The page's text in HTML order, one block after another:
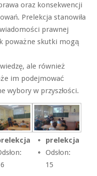
oraz konsekwencji
Prelekcja stanowiła
prawnej
poważne skutki mogą
ale również
im podejmować
wybory w przyszłości.
prelekcja
Odsłon:
15